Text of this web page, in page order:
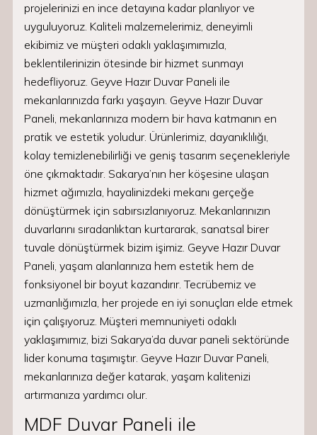
projelerinizi en ince detayına kadar planlıyor ve
uyguluyoruz. Kaliteli malzemelerimiz, deneyimli
ekibimiz ve müşteri odaklı yaklaşımımızla,
beklentilerinizin ötesinde bir hizmet sunmayı
hedefliyoruz. Geyve Hazır Duvar Paneli ile
mekanlarınızda farkı yaşayın. Geyve Hazır Duvar
Paneli, mekanlarınıza modern bir hava katmanın en
pratik ve estetik yoludur. Ürünlerimiz, dayanıklılığı,
kolay temizlenebilirliği ve geniş tasarım seçenekleriyle
öne çıkmaktadır. Sakarya’nın her köşesine ulaşan
hizmet ağımızla, hayalinizdeki mekanı gerçeğe
dönüştürmek için sabırsızlanıyoruz. Mekanlarınızın
duvarlarını sıradanlıktan kurtararak, sanatsal birer
tuvale dönüştürmek bizim işimiz. Geyve Hazır Duvar
Paneli, yaşam alanlarınıza hem estetik hem de
fonksiyonel bir boyut kazandırır. Tecrübemiz ve
uzmanlığımızla, her projede en iyi sonuçları elde etmek
için çalışıyoruz. Müşteri memnuniyeti odaklı
yaklaşımımız, bizi Sakarya’da duvar paneli sektöründe
lider konuma taşımıştır. Geyve Hazır Duvar Paneli,
mekanlarınıza değer katarak, yaşam kalitenizi
artırmanıza yardımcı olur.
MDF Duvar Paneli ile